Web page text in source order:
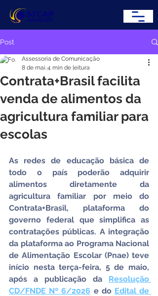
Post
Contrata+Brasil facilita
venda de alimentos da
agricultura familiar para
escolas
Assessoria de Comunicação
8 de mai.4 min de leitura
As redes de educação básica de
todo o país poderão adquirir
alimentos diretamente da
agricultura familiar por meio do
Contrata+Brasil, plataforma do
governo federal que simplifica as
contratações públicas. A integração
da plataforma ao Programa Nacional
de Alimentação Escolar (Pnae) teve
início nesta terça-feira, 5 de maio,
após a publicação da Resolução
CD/FNDE Nº 6/2026 e do Edital de